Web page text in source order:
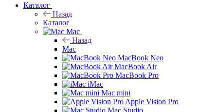
Каталог
Назад
Каталог
Mac
Назад
Mac
MacBook Neo
MacBook Air
MacBook Pro
iMac
Mac mini
Apple Vision Pro
Mac Studio